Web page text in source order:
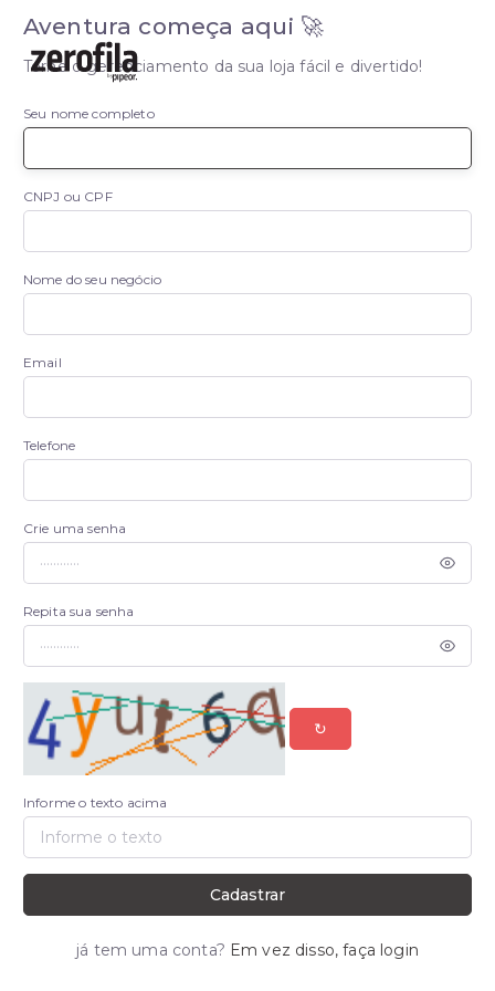
Aventura começa aqui 🚀
Torne o gerenciamento da sua loja fácil e divertido!
Seu nome completo
CNPJ ou CPF
Nome do seu negócio
Email
Telefone
Crie uma senha
Repita sua senha
↻
Informe o texto acima
Cadastrar
já tem uma conta? Em vez disso, faça login